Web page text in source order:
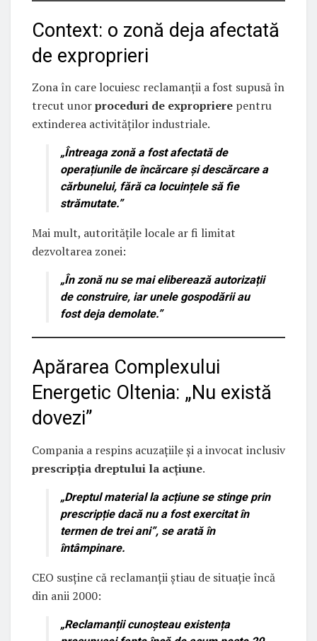
Context: o zonă deja afectată
de exproprieri
Zona în care locuiesc reclamanții a fost supusă în
trecut unorproceduri de expropriere pentru
extinderea activităților industriale.
„Întreaga zonă a fost afectată de
operațiunile de încărcare și descărcare a
cărbunelui, fără ca locuințele să fie
strămutate.”
Mai mult, autoritățile locale ar fi limitat
dezvoltarea zonei:
„În zonă nu se mai eliberează autorizații
de construire, iar unele gospodării au
fost deja demolate.”
Apărarea Complexului
Energetic Oltenia: „Nu există
dovezi”
Compania a respins acuzațiile și a invocat inclusiv
prescripția dreptului la acțiune.
„Dreptul material la acțiune se stinge prin
prescripție dacă nu a fost exercitat în
termen de trei ani”, se arată în
întâmpinare.
CEO susține că reclamanții știau de situație încă
din anii 2000:
„Reclamanții cunoșteau existența